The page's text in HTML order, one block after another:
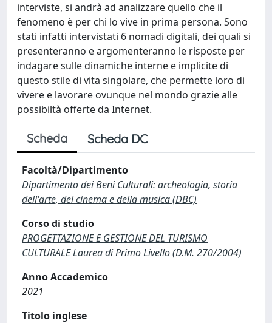
interviste, si andrà ad analizzare quello che il
fenomeno è per chi lo vive in prima persona. Sono
stati infatti intervistati 6 nomadi digitali, dei quali si
presenteranno e argomenteranno le risposte per
indagare sulle dinamiche interne e implicite di
questo stile di vita singolare, che permette loro di
vivere e lavorare ovunque nel mondo grazie alle
possibiltà offerte da Internet.
Scheda Scheda DC
Facoltà/Dipartimento
Dipartimento dei Beni Culturali: archeologia, storia
dell'arte, del cinema e della musica (DBC)
Corso di studio
PROGETTAZIONE E GESTIONE DEL TURISMO
CULTURALE Laurea di Primo Livello (D.M. 270/2004)
Anno Accademico
2021
Titolo inglese